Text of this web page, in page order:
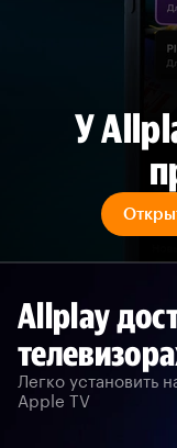
У
Allplay
Легко установить
Apple TV